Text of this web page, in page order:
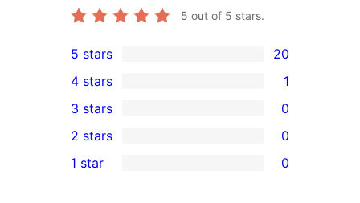
5 out of 5 stars.
20
5-
star
reviews
5 stars 20
4-
star
review
4 stars 1
0
3-
star
3 stars 0
2-
2 stars 0
1 star 0